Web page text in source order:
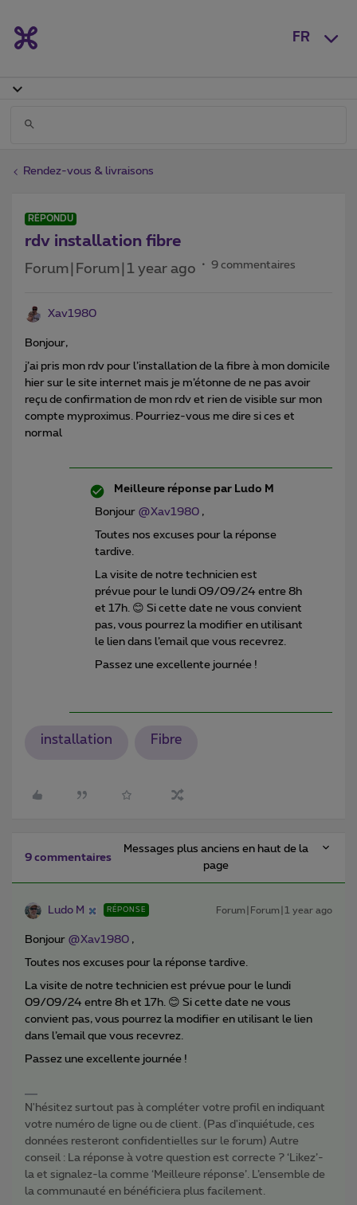
FR
Rendez-vous & livraisons
RÉPONDU
rdv installation fibre
Forum|Forum|1 year ago 9 commentaires
Xav1980
Bonjour,
j’ai pris mon rdv pour l’installation de la fibre à mon domicile
hier sur le site internet mais je m’étonne de ne pas avoir
reçu de confirmation de mon rdv et rien de visible sur mon
compte myproximus. Pourriez-vous me dire si ces et
normal
Meilleure réponse par Ludo M
Bonjour @Xav1980 ,
Toutes nos excuses pour la réponse
tardive.
La visite de notre technicien est
prévue pour le lundi 09/09/24 entre 8h
et 17h. 😊 Si cette date ne vous convient
pas, vous pourrez la modifier en utilisant
le lien dans l’email que vous recevrez.
Passez une excellente journée !
installation Fibre
9 commentaires
Messages plus anciens en haut de la
page
Ludo M RÉPONSE Forum|Forum|1 year ago
Bonjour @Xav1980 ,
Toutes nos excuses pour la réponse tardive.
La visite de notre technicien est prévue pour le lundi
09/09/24 entre 8h et 17h. 😊 Si cette date ne vous
convient pas, vous pourrez la modifier en utilisant le lien
dans l’email que vous recevrez.
Passez une excellente journée !
N'hésitez surtout pas à compléter votre profil en indiquant
votre numéro de ligne ou de client. (Pas d'inquiétude, ces
données resteront confidentielles sur le forum) Autre
conseil : La réponse à votre question est correcte ? ‘Likez’-
la et signalez-la comme ‘Meilleure réponse’. L’ensemble de
la communauté en bénéficiera plus facilement.